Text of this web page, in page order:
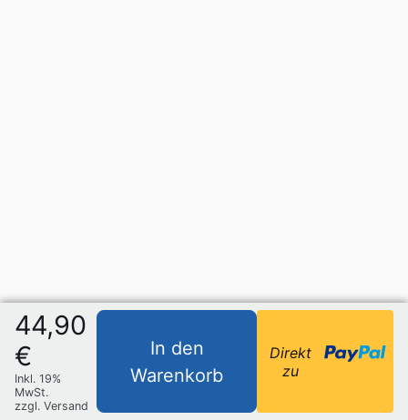
44,90
€
Inkl. 19%
MwSt.
zzgl. Versand
In den
Warenkorb
Direkt
zu